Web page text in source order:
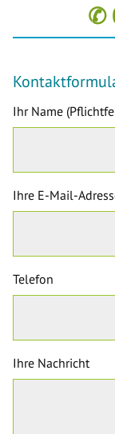
✆
Ihr Name
Ihre E-Mail-
Telefon
Ihre Nachricht